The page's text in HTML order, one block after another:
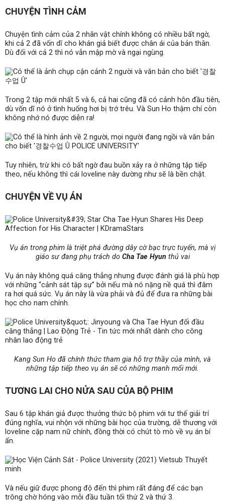
CHUYỆN TÌNH CẢM
Chuyện tình cảm của 2 nhân vật chính không có nhiều bất ngờ,
khi cả 2 đã vốn dĩ cho khán giả biết được chân ái của bản thân.
Dù đối với cả 2 thì nó vẫn mập mờ và ngại ngùng.
Trong 2 tập mới nhất 5 và 6, cả hai cũng đã có cảnh hôn đầu tiên,
dù vốn dĩ nó ở tình huống hơi bị trớ trêu. Và Sun Ho thậm chí còn
không nhớ nó được diễn ra!
Tuy nhiên, trừ khi có bất ngờ đau buồn xảy ra ở những tập tiếp
theo, nếu không thì cái loveline này dường như sẽ là bền chặt.
CHUYỆN VỀ VỤ ÁN
Vụ án trong phim là triệt phá đường dây cờ bạc trực tuyến, mà vị
giáo sư đang phụ trách do Cha Tae Hyunthủ vai
Vụ án này không quá căng thẳng nhưng được đánh giá là phù hợp
với những “cảnh sát tập sự” bởi nếu mà nó nặng nề quá thì đâm
ra hơi quá sức. Vụ án này là vừa phải và đủ để đưa ra những bài
học cho nam chính.
Kang Sun Ho đã chính thức tham gia hỗ trợ thầy của mình, và
những tập tiếp theo vụ án sẽ có những manh mối mới.
TƯƠNG LAI CHO NỬA SAU CỦA BỘ PHIM
Sau 6 tập khán giả được thưởng thức bộ phim với tư thế giải trí
đúng nghĩa, vui nhộn với những bài học của trường, dễ thương với
loveline cặp nam nữ chính, đồng thời có chút tò mò về vụ án bí
ẩn.
Và nếu giữ được phong độ đến thì phim rất đáng để các bạn
trông chờ hóng vào mỗi đầu tuần tối thứ 2 và thứ 3.